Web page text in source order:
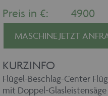
Preis in €: 4900
MASCHINE JETZT
KURZINFO
Flügel-Beschlag-Center
mit Doppel-Glasleistensäge